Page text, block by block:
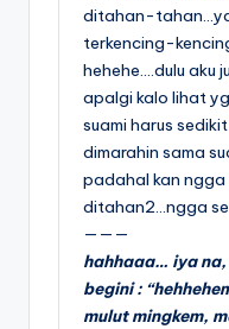
ditahan-
terkencing-
hehehe….dulu aku
apalgi kalo lihat
suami harus
dimarahin sama
padahal kan
ditahan2…ngga
———
hahhaaa… iya
begini :
mulut mingkem,